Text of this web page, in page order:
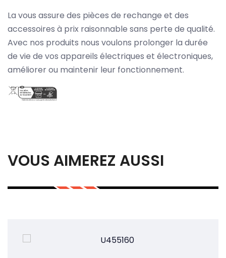
La vous assure des pièces de rechange et des
accessoires à prix raisonnable sans perte de qualité.
Avec nos produits nous voulons prolonger la durée
de vie de vos appareils électriques et électroniques,
améliorer ou maintenir leur fonctionnement.
VOUS AIMEREZ AUSSI